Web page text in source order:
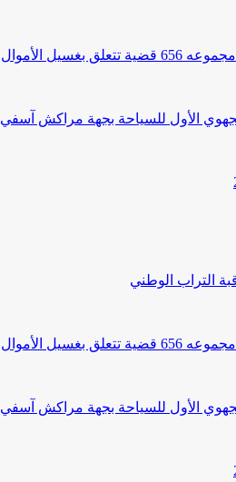
الأول للسياحة بجهة مراكش آسفي
التراب الوطني
الأول للسياحة بجهة مراكش آسفي